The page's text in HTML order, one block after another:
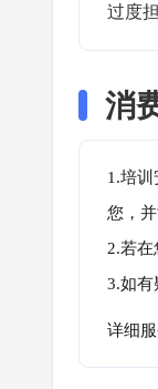
过度
消
1.培
您，
2.若
3.如有
详细